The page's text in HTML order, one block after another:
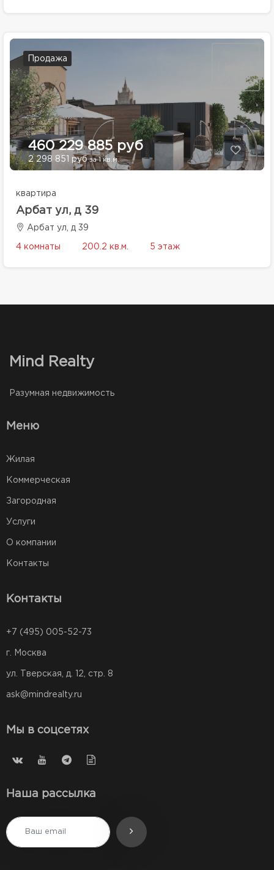
Продажа
460 229 885 руб
2 298 851 рубза 1 кв.м.
квартира
Арбат ул, д 39
Арбат ул, д 39
4 комнаты 200.2 кв.м. 5 этаж
Mind Realty
Разумная недвижимость
Меню
Жилая
Коммерческая
Загородная
Услуги
О компании
Контакты
Контакты
+7 (495) 005-52-73
г. Москва
ул. Тверская, д. 12, стр. 8
ask@mindrealty.ru
Мы в соцсетях
Наша рассылка